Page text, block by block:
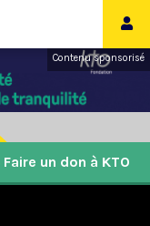
Contenu sponsorisé
Faire un don à KTO